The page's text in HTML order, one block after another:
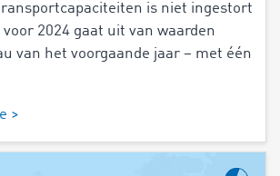
is niet ingestort
voor 2024 gaat uit van waarden
van het voorgaande jaar – met één
>